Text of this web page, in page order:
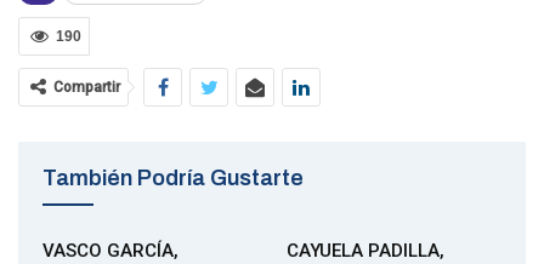
190
Compartir
También Podría Gustarte
VASCO GARCÍA,
CAYUELA PADILLA,